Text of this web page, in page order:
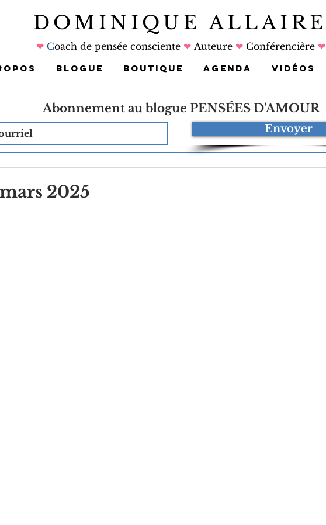
DOMINIQUE ALLAIRE
❤Coach de pensée consciente ❤Auteure ❤Conférencière ❤
BLOGUE BOUTIQUE AGENDA VIDÉOS
Abonnement au blogue PENSÉES D'AMOUR
Envoyer
2025